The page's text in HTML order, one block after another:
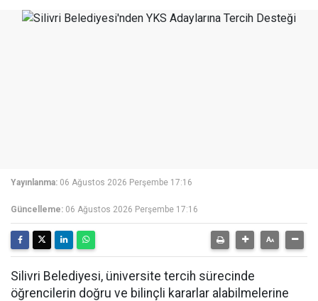
Yayınlanma: 06 Ağustos 2026 Perşembe 17:16
Güncelleme: 06 Ağustos 2026 Perşembe 17:16
Silivri Belediyesi, üniversite tercih sürecinde
öğrencilerin doğru ve bilinçli kararlar alabilmelerine